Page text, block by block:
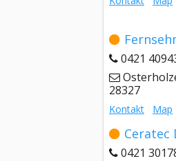
0421
28327
Kontakt Map
Ceratec
0421